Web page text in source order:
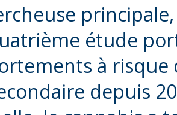
étude
à
depuis